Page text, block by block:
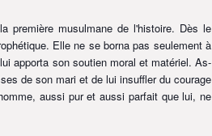
première musulmane de l'histoire. Dès le
Elle ne se borna pas seulement à
apporta son soutien moral et matériel. As-
de son mari et de lui insuffler du courage
aussi pur et aussi parfait que lui, ne